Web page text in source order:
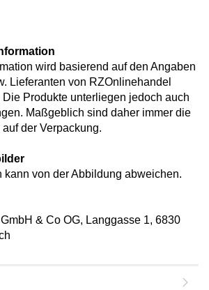
wird basierend auf den Angaben
Lieferanten von RZOnlinehandel
Produkte unterliegen jedoch auch
Maßgeblich sind daher immer die
der Verpackung.
kann von der Abbildung abweichen.
& Co OG, Langgasse 1, 6830